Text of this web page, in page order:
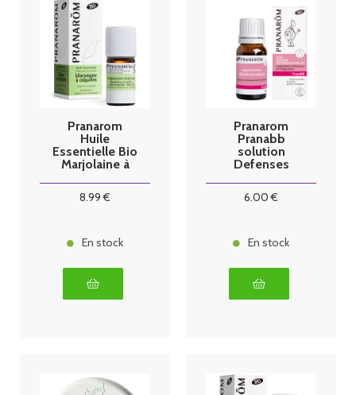
Pranarom
Huile
Essentielle Bio
Marjolaine à
8.99 €
En stock
Pranarom
Pranabb
solution
Defenses
6.00 €
En stock